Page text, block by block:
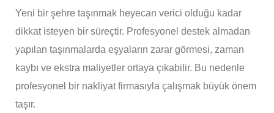
Yeni bir şehre taşınmak heyecan verici olduğu kadar
dikkat isteyen bir süreçtir. Profesyonel destek almadan
yapılan taşınmalarda eşyaların zarar görmesi, zaman
kaybı ve ekstra maliyetler ortaya çıkabilir. Bu nedenle
profesyonel bir nakliyat firmasıyla çalışmak büyük önem
taşır.